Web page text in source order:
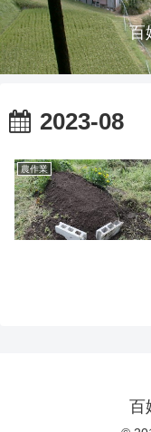
百
2023-08
農作業
百